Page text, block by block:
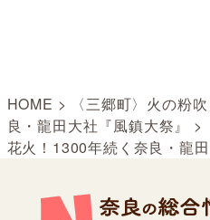
HOME >
〈三郷町〉火の粉
良・龍田大社『風鎮大祭』
>
花火！1300年続く奈良・龍田